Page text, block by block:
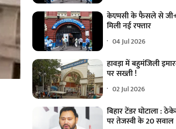
केएमसी के फैसले से
मिली नई रफ्तार
04 Jul 2026
हावड़ा में बहुमंजिली
पर सख्ती !
02 Jul 2026
बिहार टेंडर घोटाला :
पर तेजस्वी के 20 सवाल